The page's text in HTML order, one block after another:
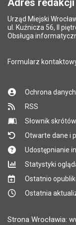
*
Pole wymagane
Adres redakcji
Urząd Miejski
ul. Kuźnicza 56, II
Obsługa
Formularz
Ochrona
RSS
Słownik skrótów
Otwarte dane i
Udostępnianie
Statystyki
Ostatnio
Ostatnia
Strona Wrocławia: